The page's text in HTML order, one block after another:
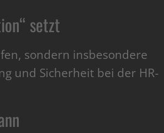
setzt
sondern insbesondere
und Sicherheit bei der HR-